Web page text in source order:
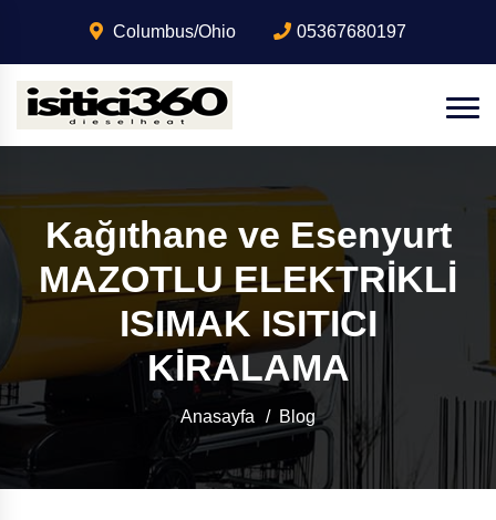
Columbus/Ohio 05367680197
Kağıthane ve Esenyurt
MAZOTLU ELEKTRİKLİ
ISIMAK ISITICI
KİRALAMA
Anasayfa Blog